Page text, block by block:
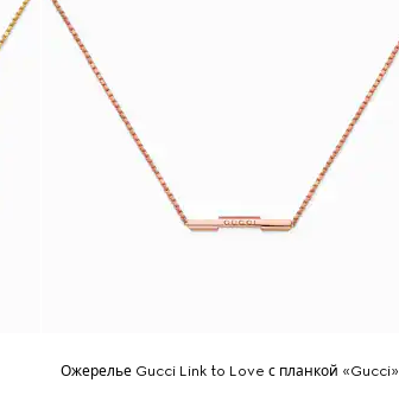
Ожерелье Gucci Link to Love с планкой «Gucci»